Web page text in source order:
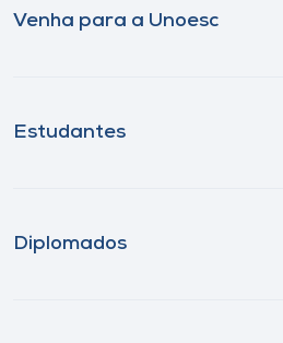
Venha para a Unoesc
Estudantes
Diplomados